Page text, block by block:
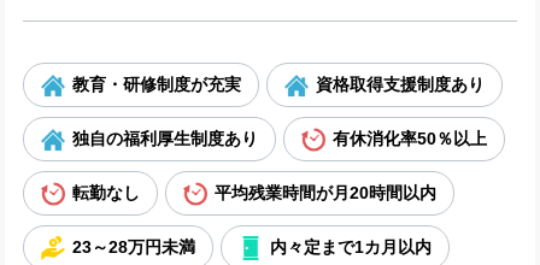
教育・研修制度が充実 資格取得支援制度あり
独自の福利厚生制度あり 有休消化率50％以上
転勤なし 平均残業時間が月20時間以内
23～28万円未満 内々定まで1カ月以内